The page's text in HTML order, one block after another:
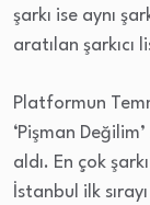
şarkı ise aynı
aratılan şarkıcı
Platformun
‘Pişman
aldı. En çok
İstanbul ilk